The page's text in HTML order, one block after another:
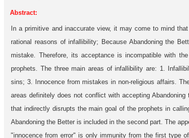
Abstract:
In a primitive and inaccurate view, it may come to mind
rational reasons of infallibility; Because Abandoning the
mistake. Therefore, its acceptance is incompatible with
prophets. The three main areas of infallibility are: 1.
sins; 3. Innocence from mistakes in non-religious affairs.
areas definitely does not conflict with accepting
that indirectly disrupts the main goal of the prophets in
Abandoning the Better is included in the second part. The
"innocence from error" is only immunity from the first type